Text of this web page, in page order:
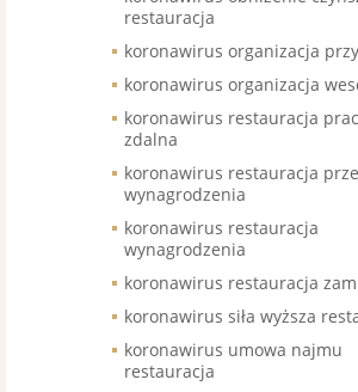
restauracja
koronawirus organizacja
koronawirus organizacja
koronawirus restauracja
zdalna
koronawirus restauracja
wynagrodzenia
koronawirus restauracja
wynagrodzenia
koronawirus restauracja
koronawirus siła wyższa
koronawirus umowa najmu
restauracja